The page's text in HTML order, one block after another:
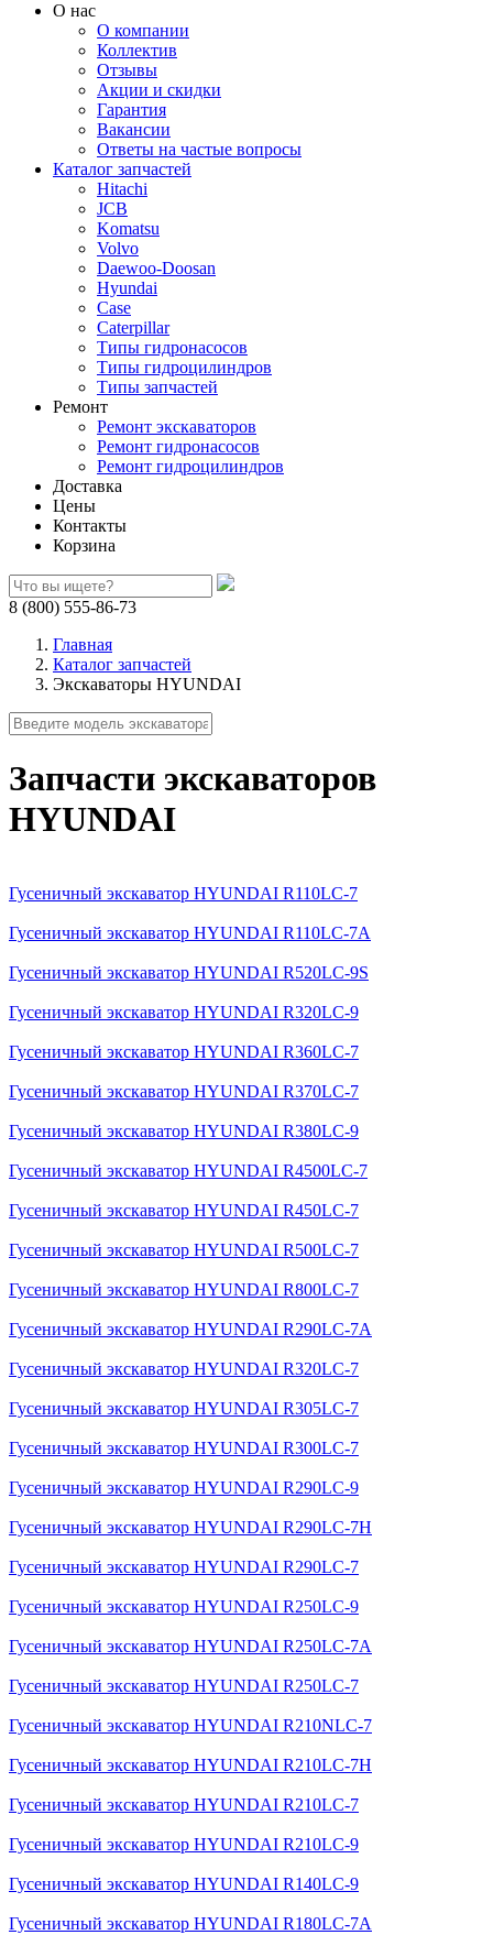
О нас
О компании
Коллектив
Отзывы
Акции и скидки
Гарантия
Вакансии
Ответы на частые вопросы
Каталог запчастей
Hitachi
JCB
Komatsu
Volvo
Daewoo-Doosan
Hyundai
Case
Caterpillar
Типы гидронасосов
Типы гидроцилиндров
Типы запчастей
Ремонт
Ремонт экскаваторов
Ремонт гидронасосов
Ремонт гидроцилиндров
Доставка
Цены
Контакты
Корзина
8 (800) 555-86-73
Главная
Каталог запчастей
Экскаваторы HYUNDAI
Запчасти экскаваторов
HYUNDAI
Гусеничный экскаватор HYUNDAI R110LC-7
Гусеничный экскаватор HYUNDAI R110LC-7A
Гусеничный экскаватор HYUNDAI R520LC-9S
Гусеничный экскаватор HYUNDAI R320LC-9
Гусеничный экскаватор HYUNDAI R360LC-7
Гусеничный экскаватор HYUNDAI R370LC-7
Гусеничный экскаватор HYUNDAI R380LC-9
Гусеничный экскаватор HYUNDAI R4500LC-7
Гусеничный экскаватор HYUNDAI R450LC-7
Гусеничный экскаватор HYUNDAI R500LC-7
Гусеничный экскаватор HYUNDAI R800LC-7
Гусеничный экскаватор HYUNDAI R290LC-7A
Гусеничный экскаватор HYUNDAI R320LC-7
Гусеничный экскаватор HYUNDAI R305LC-7
Гусеничный экскаватор HYUNDAI R300LC-7
Гусеничный экскаватор HYUNDAI R290LC-9
Гусеничный экскаватор HYUNDAI R290LC-7H
Гусеничный экскаватор HYUNDAI R290LC-7
Гусеничный экскаватор HYUNDAI R250LC-9
Гусеничный экскаватор HYUNDAI R250LC-7A
Гусеничный экскаватор HYUNDAI R250LC-7
Гусеничный экскаватор HYUNDAI R210NLC-7
Гусеничный экскаватор HYUNDAI R210LC-7H
Гусеничный экскаватор HYUNDAI R210LC-7
Гусеничный экскаватор HYUNDAI R210LC-9
Гусеничный экскаватор HYUNDAI R140LC-9
Гусеничный экскаватор HYUNDAI R180LC-7A